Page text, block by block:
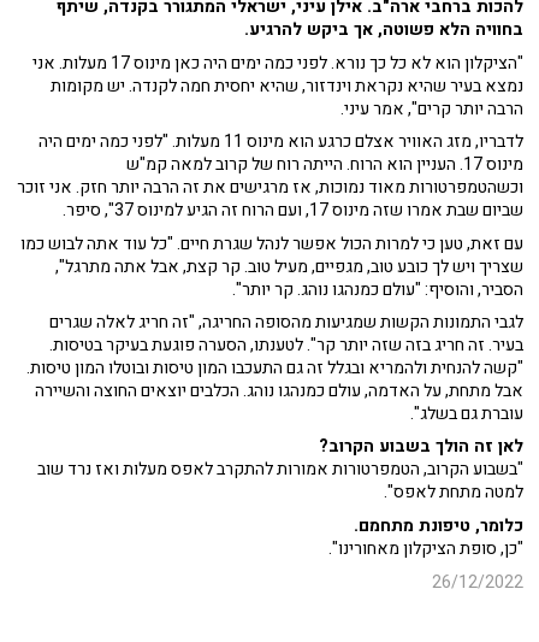
להכות ברחבי ארה"ב. אילן עיני, ישראלי המתגורר בקנדה, שיתף
בחוויה הלא פשוטה, אך ביקש להרגיע.
"הציקלון הוא לא כל כך נורא. לפני כמה ימים היה כאן מינוס 17 מעלות. אני
נמצא בעיר שהיא נקראת וינדזור, שהיא יחסית חמה לקנדה. יש מקומות
הרבה יותר קרים", אמר עיני.
לדבריו, מזג האוויר אצלם כרגע הוא מינוס 11 מעלות. "לפני כמה ימים היה
מינוס 17. העניין הוא הרוח. הייתה רוח של קרוב למאה קמ"ש
וכשהטמפרטורות מאוד נמוכות, אז מרגישים את זה הרבה יותר חזק. אני זוכר
שביום שבת אמרו שזה מינוס 17, ועם הרוח זה הגיע למינוס 37", סיפר.
עם זאת, טען כי למרות הכול אפשר לנהל שגרת חיים. "כל עוד אתה לבוש כמו
שצריך ויש לך כובע טוב, מגפיים, מעיל טוב. קר קצת, אבל אתה מתרגל",
הסביר, והוסיף: "עולם כמנהגו נוהג. קר יותר".
לגבי התמונות הקשות שמגיעות מהסופה החריגה, "זה חריג לאלה שגרים
בעיר. זה חריג בזה שזה יותר קר". לטענתו, הסערה פוגעת בעיקר בטיסות.
"קשה להנחית ולהמריא ובגלל זה גם התעכבו המון טיסות ובוטלו המון טיסות.
אבל מתחת, על האדמה, עולם כמנהגו נוהג. הכלבים יוצאים החוצה והשיירה
עוברת גם בשלג".
לאן זה הולך בשבוע הקרוב?
"בשבוע הקרוב, הטמפרטורות אמורות להתקרב לאפס מעלות ואז נרד שוב
למטה מתחת לאפס".
כלומר, טיפונת מתחמם.
"כן, סופת הציקלון מאחורינו".
26/12/2022